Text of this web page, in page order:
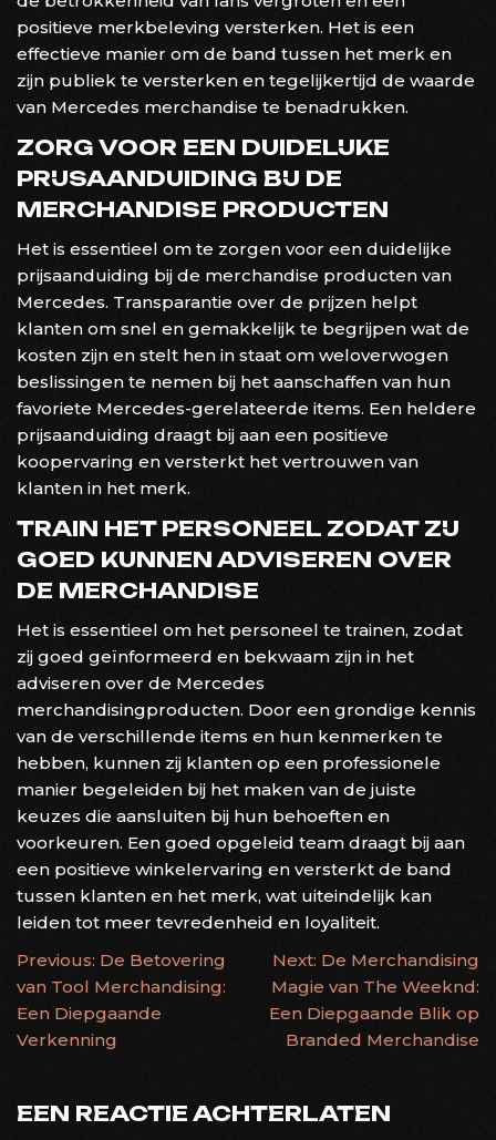
positieve merkbeleving versterken. Het is een
effectieve manier om de band tussen het merk en
zijn publiek te versterken en tegelijkertijd de waarde
van Mercedes merchandise te benadrukken.
ZORG VOOR EEN DUIDELIJKE
PRIJSAANDUIDING BIJ DE
MERCHANDISE PRODUCTEN
Het is essentieel om te zorgen voor een duidelijke
prijsaanduiding bij de merchandise producten van
Mercedes. Transparantie over de prijzen helpt
klanten om snel en gemakkelijk te begrijpen wat de
kosten zijn en stelt hen in staat om weloverwogen
beslissingen te nemen bij het aanschaffen van hun
favoriete Mercedes-gerelateerde items. Een heldere
prijsaanduiding draagt bij aan een positieve
koopervaring en versterkt het vertrouwen van
klanten in het merk.
TRAIN HET PERSONEEL ZODAT ZIJ
GOED KUNNEN ADVISEREN OVER
DE MERCHANDISE
Het is essentieel om het personeel te trainen, zodat
zij goed geïnformeerd en bekwaam zijn in het
adviseren over de Mercedes
merchandisingproducten. Door een grondige kennis
van de verschillende items en hun kenmerken te
hebben, kunnen zij klanten op een professionele
manier begeleiden bij het maken van de juiste
keuzes die aansluiten bij hun behoeften en
voorkeuren. Een goed opgeleid team draagt bij aan
een positieve winkelervaring en versterkt de band
tussen klanten en het merk, wat uiteindelijk kan
leiden tot meer tevredenheid en loyaliteit.
BERICHTNAVIGATIE
Previous: De Betovering
van Tool Merchandising:
Een Diepgaande
Verkenning
Next: De Merchandising
Magie van The Weeknd:
Een Diepgaande Blik op
Branded Merchandise
EEN REACTIE ACHTERLATEN